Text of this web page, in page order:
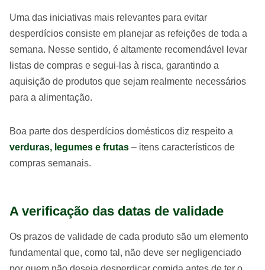
Uma das iniciativas mais relevantes para evitar
desperdícios consiste em planejar as refeições de toda a
semana. Nesse sentido, é altamente recomendável levar
listas de compras e segui-las à risca, garantindo a
aquisição de produtos que sejam realmente necessários
para a alimentação.
Boa parte dos desperdícios domésticos diz respeito a
verduras, legumes e frutas – itens característicos de
compras semanais.
A verificação das datas de validade
Os prazos de validade de cada produto são um elemento
fundamental que, como tal, não deve ser negligenciado